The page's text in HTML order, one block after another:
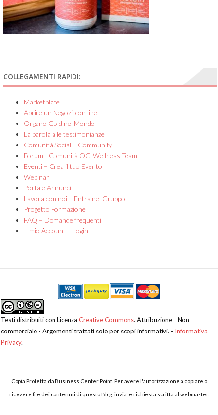
COLLEGAMENTI RAPIDI:
Marketplace
Aprire un Negozio on line
Organo Gold nel Mondo
La parola alle testimonianze
Comunità Social – Community
Forum | Comunità OG-Wellness Team
Eventi – Crea il tuo Evento
Webinar
Portale Annunci
Lavora con noi – Entra nel Gruppo
Progetto Formazione
FAQ – Domande frequenti
Il mio Account – Login
Testi distribuiti con LicenzaCreative Commons. Attribuzione - Non
commerciale - Argomenti trattati solo per scopi informativi. - Informativa
Privacy.
Copia Protetta da Business Center Point. Per avere l'autorizzazione a copiare o
ricevere file dei contenuti di questo Blog, inviare richiesta scritta al webmaster.